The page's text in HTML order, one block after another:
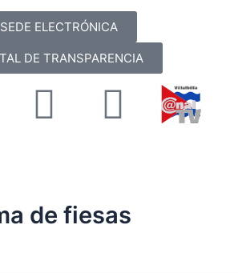
SEDE ELECTRÓNICA
DE TRANSPARENCIA
Youtube
de fiesas